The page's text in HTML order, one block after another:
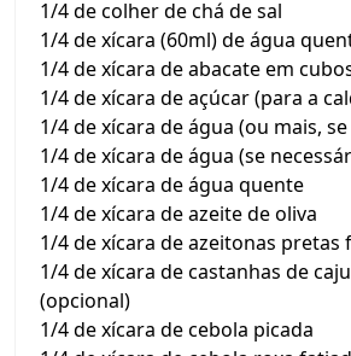
1/4 de colher de chá de sal
1/4 de xícara (60ml) de água
1/4 de xícara de abacate em
1/4 de xícara de açúcar (para a
1/4 de xícara de água (ou mais,
1/4 de xícara de água (se
1/4 de xícara de água quente
1/4 de xícara de azeite de oliva
1/4 de xícara de azeitonas pretas
1/4 de xícara de castanhas de
(opcional)
1/4 de xícara de cebola picada